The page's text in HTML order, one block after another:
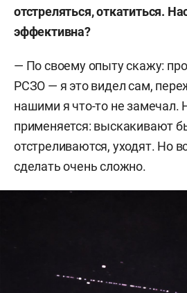
отстреляться, откатиться.
эффективна?
— По своему опыту скажу:
РСЗО — я это видел сам,
нашими я что-то не замечал.
применяется: выскакивают
отстреливаются, уходят. Но
сделать очень сложно.